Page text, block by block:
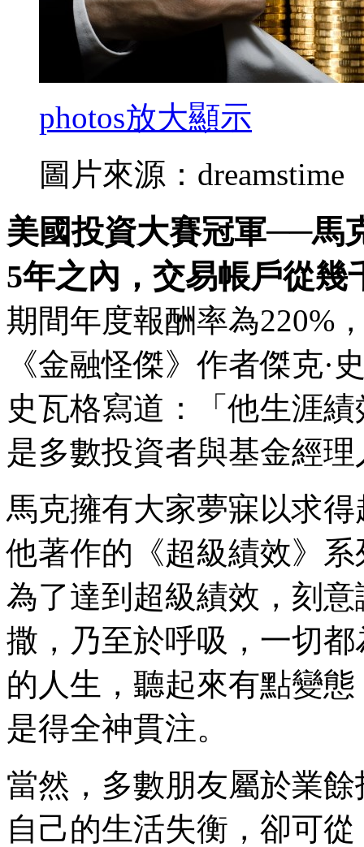
photos放大顯示
圖片來源：dreamstime
美國投資大賽冠軍──馬
5年之內，交易帳戶從
期間年度報酬率為220%
《金融怪傑》作者傑克·
史瓦格寫道：「他生涯
是多數投資者與基金經
馬克擁有大家夢寐以求
他著作的《超級績效》
為了達到超級績效，刻
撒，乃至於呼吸，一切
的人生，聽起來有點變
是得全神貫注。
當然，多數朋友屬於業
自己的生活失衡，卻可